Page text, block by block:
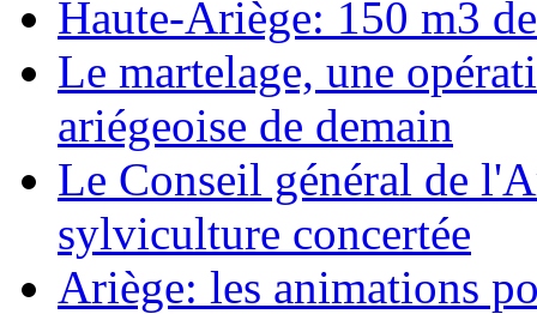
Haute-Ariège: 150 m3
Le martelage, une
ariégeoise de demain
Le Conseil général de
sylviculture concertée
Ariège: les animations